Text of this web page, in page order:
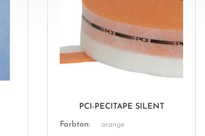
PCI-PECITAPE SILENT
Farbton: orange